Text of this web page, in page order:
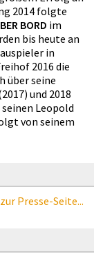
2014 folgte
BORD im
bis heute an
in
2016 die
über seine
und 2018
seinen Leopold
von seinem
zur Presse-Seite...